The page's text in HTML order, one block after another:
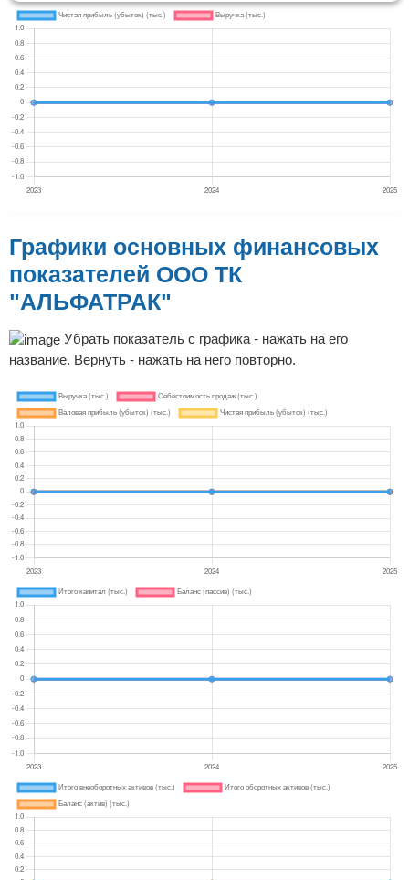
Графики основных финансовых
показателей ООО ТК
"АЛЬФАТРАК"
Убрать показатель с графика - нажать на его
название. Вернуть - нажать на него повторно.